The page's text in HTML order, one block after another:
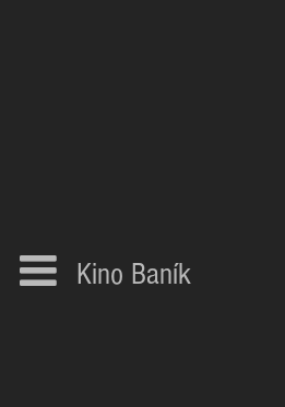
Kino Baník